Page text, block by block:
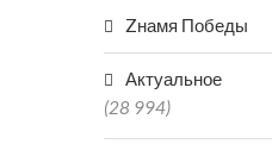
Zнамя Победы
Актуальное
(28 994)